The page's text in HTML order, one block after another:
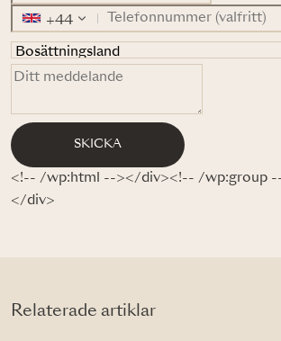
+44
SKICKA
<!-- /wp:html --></div><!-- /wp:group
</div>
Relaterade artiklar